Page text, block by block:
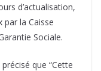
d’actualisation,
la Caisse
Sociale.
que “Cette